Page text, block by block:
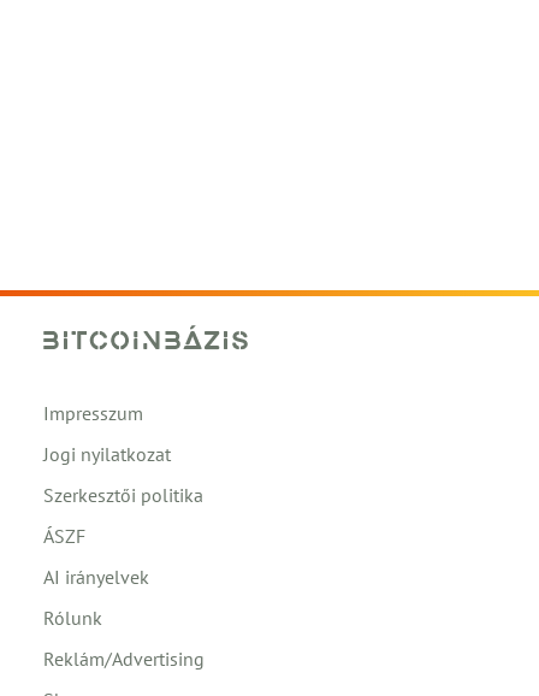
Impresszum
Jogi nyilatkozat
Szerkesztői politika
ÁSZF
AI irányelvek
Rólunk
Reklám/Advertising